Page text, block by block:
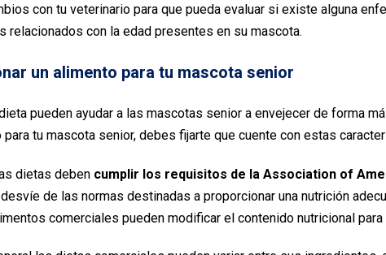
con tu veterinario para que pueda evaluar si existe alguna
relacionados con la edad presentes en su mascota.
un alimento para tu mascota senior
pueden ayudar a las mascotas senior a envejecer de forma
tu mascota senior, debes fijarte que cuente con estas
dietas deben cumplir los requisitos de la Association of
de las normas destinadas a proporcionar una nutrición
comerciales pueden modificar el contenido nutricional